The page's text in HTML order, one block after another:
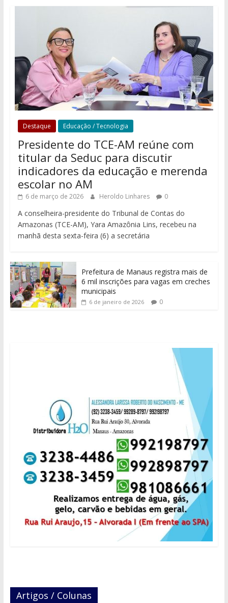
Destaque Educação / Tecnologia
Presidente do TCE-AM reúne com
titular da Seduc para discutir
indicadores da educação e merenda
escolar no AM
6 de março de 2026 Heroldo Linhares 0
A conselheira-presidente do Tribunal de Contas do
Amazonas (TCE-AM), Yara Amazônia Lins, recebeu na
manhã desta sexta-feira (6) a secretária
Prefeitura de Manaus registra mais de
6 mil inscrições para vagas em creches
municipais
6 de janeiro de 2026 0
Artigos / Colunas